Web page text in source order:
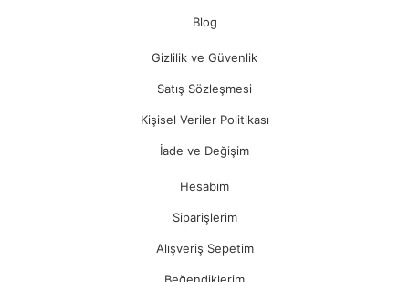
Blog
Gizlilik ve Güvenlik
Satış Sözleşmesi
Kişisel Veriler Politikası
İade ve Değişim
Hesabım
Siparişlerim
Alışveriş Sepetim
Beğendiklerim